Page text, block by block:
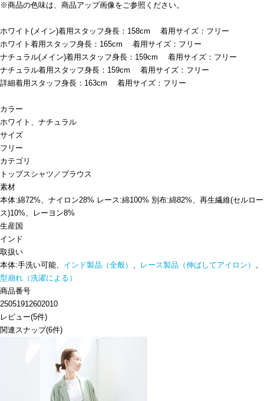
※商品の色味は、商品アップ画像をご参照ください。
ホワイト(メイン)着用スタッフ身長：158cm 着用サイズ：フリー
ホワイト着用スタッフ身長：165cm 着用サイズ：フリー
ナチュラル(メイン)着用スタッフ身長：159cm 着用サイズ：フリー
ナチュラル着用スタッフ身長：159cm 着用サイズ：フリー
詳細着用スタッフ身長：163cm 着用サイズ：フリー
カラー
ホワイト、ナチュラル
サイズ
フリー
カテゴリ
トップスシャツ／ブラウス
素材
本体:綿72%、ナイロン28% レース:綿100% 別布:綿82%、再生繊維(セルロー
ス)10%、レーヨン8%
生産国
インド
取扱い
本体:手洗い可能、 インド製品（全般） 、 レース製品（伸ばしてアイロン） 、
型崩れ（洗濯による）
商品番号
25051912602010
レビュー(5件)
関連スナップ(6件)